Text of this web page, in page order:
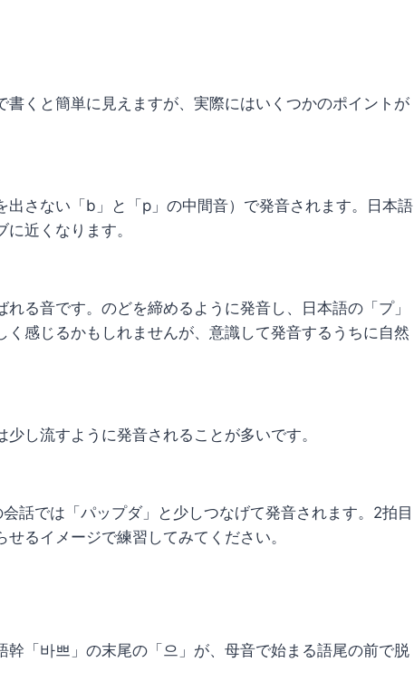
書くと簡単に見えますが、実際にはいくつかのポイントが
さない「b」と「p」の中間音）で発音されます。日本語
近くなります。
る音です。のどを締めるように発音し、日本語の「プ」
感じるかもしれませんが、意識して発音するうちに自然
し流すように発音されることが多いです。
話では「パップダ」と少しつなげて発音されます。2拍目
るイメージで練習してみてください。
幹「바쁘」の末尾の「으」が、母音で始まる語尾の前で脱